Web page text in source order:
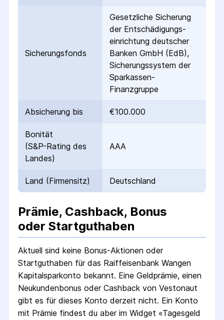
Sicherungs­fonds
Gesetzliche Sicherung
der Entschädigungs­
einrichtung deutscher
Banken GmbH (EdB),
Sicherungssystem der
Sparkassen-
Finanzgruppe
Absicherung bis €100.000
Bonität
(S&P-Rating des
Landes)
AAA
Land (Firmensitz) Deutschland
Prämie, Cashback, Bonus
oder Startguthaben
Aktuell sind keine Bonus-Aktionen oder
Startguthaben für das Raiffeisenbank Wangen
Kapitalsparkonto bekannt. Eine Geldprämie, einen
Neukundenbonus oder Cashback von Vestonaut
gibt es für dieses Konto derzeit nicht. Ein Konto
mit Prämie findest du aber im Widget «Tagesgeld